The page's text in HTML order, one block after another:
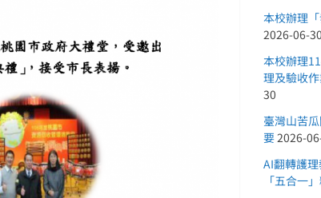
本校辦理
2026-06-30
本校辦理
理及驗收
30
臺灣山苦
要2026-
AI翻轉護
「五合一